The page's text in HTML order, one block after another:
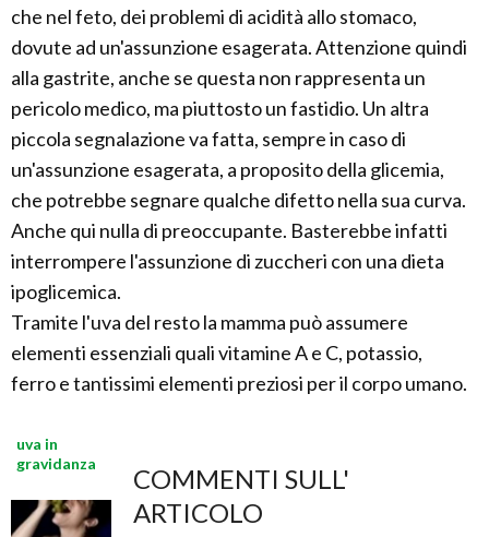
che nel feto, dei problemi di acidità allo stomaco,
dovute ad un'assunzione esagerata. Attenzione quindi
alla gastrite, anche se questa non rappresenta un
pericolo medico, ma piuttosto un fastidio. Un altra
piccola segnalazione va fatta, sempre in caso di
un'assunzione esagerata, a proposito della glicemia,
che potrebbe segnare qualche difetto nella sua curva.
Anche qui nulla di preoccupante. Basterebbe infatti
interrompere l'assunzione di zuccheri con una dieta
ipoglicemica.
Tramite l'uva del resto la mamma può assumere
elementi essenziali quali vitamine A e C, potassio,
ferro e tantissimi elementi preziosi per il corpo umano.
uva in
gravidanza
COMMENTI SULL'
ARTICOLO